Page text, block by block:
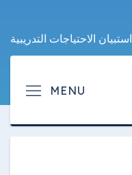
استبيان الاحتياجات التدريبية